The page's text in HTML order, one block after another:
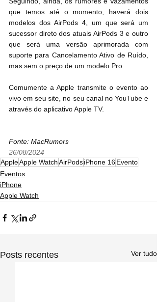
que temos até o momento, haverá dois
modelos dos ‌AirPods 4‌, um que será um
sucessor direto dos atuais AirPods 3 e outro
que será uma versão aprimorada com
suporte para Cancelamento Ativo de Ruído,
mas sem o preço de um modelo Pro.
Comumente a Apple transmite o evento ao
vivo em seu site, no seu canal no YouTube e
através do aplicativo Apple TV.
Fonte: MacRumors
26/08/2024
AppleApple WatchAirPodsiPhone 16Evento
Eventos
iPhone
Apple Watch
Posts recentes Ver tudo